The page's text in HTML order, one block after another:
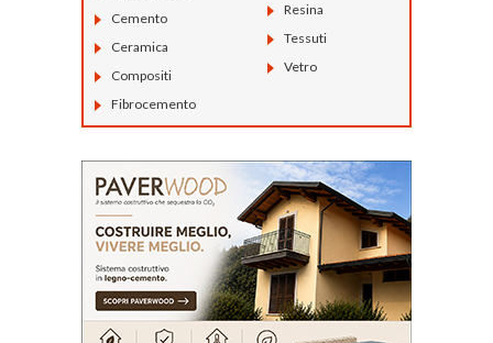
Cemento
Ceramica
Compositi
Fibrocemento
Resina
Tessuti
Vetro